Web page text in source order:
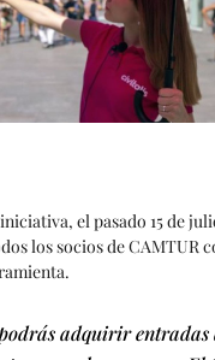
el pasado 15 de
los socios de CAMTUR
adquirir entradas